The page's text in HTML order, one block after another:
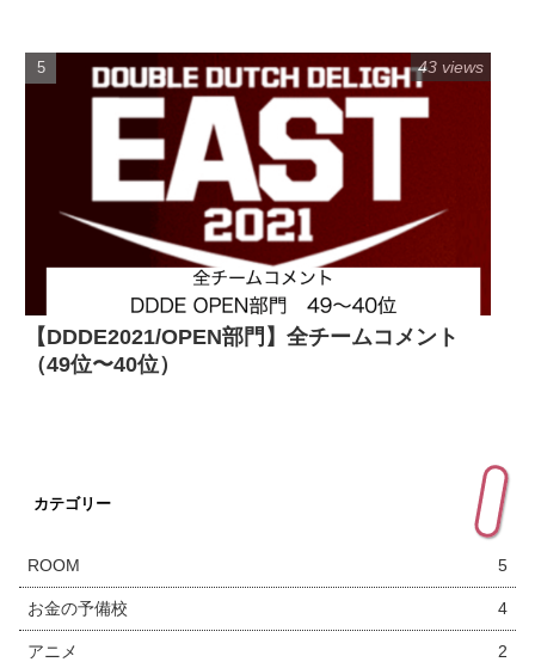
【DDDE2021/OPEN部門】全チームコメント
（49位〜40位）
43 views
カテゴリー
ROOM 5
お金の予備校 4
アニメ 2